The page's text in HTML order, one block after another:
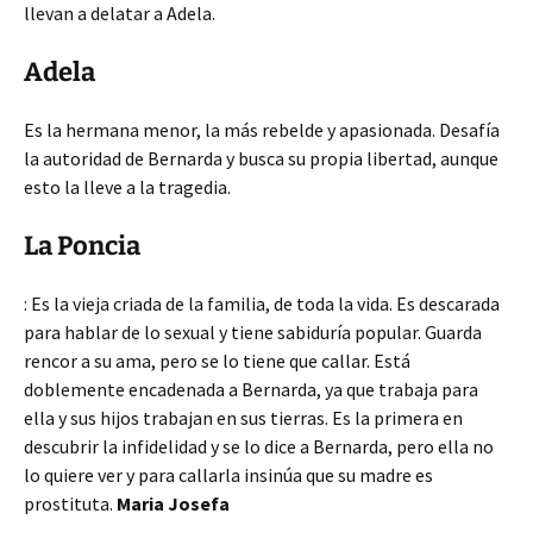
llevan a delatar a Adela.
Adela
Es la hermana menor, la más rebelde y apasionada. Desafía
la autoridad de Bernarda y busca su propia libertad, aunque
esto la lleve a la tragedia.
La Poncia
: Es la vieja criada de la familia, de toda la vida. Es descarada
para hablar de lo sexual y tiene sabiduría popular. Guarda
rencor a su ama, pero se lo tiene que callar. Está
doblemente encadenada a Bernarda, ya que trabaja para
ella y sus hijos trabajan en sus tierras. Es la primera en
descubrir la infidelidad y se lo dice a Bernarda, pero ella no
lo quiere ver y para callarla insinúa que su madre es
prostituta. Maria Josefa